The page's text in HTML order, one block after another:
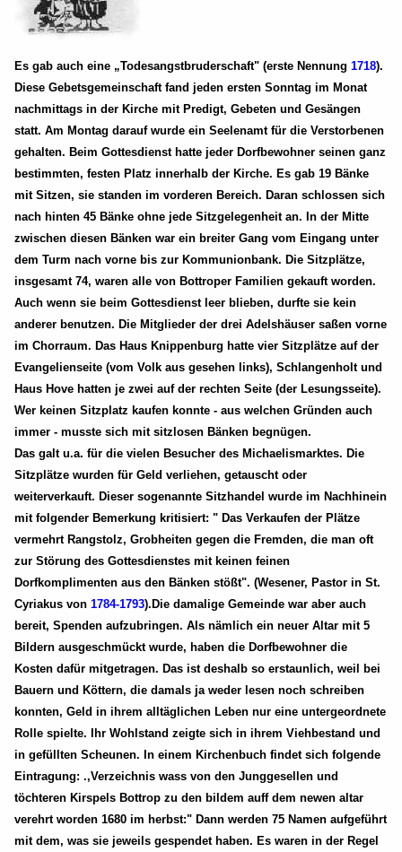
Es gab auch eine „Todesangstbruderschaft" (erste Nennung 1718).
Diese Gebetsgemeinschaft fand jeden ersten Sonntag im Monat
nachmittags in der Kirche mit Predigt, Gebeten und Gesängen
statt. Am Montag darauf wurde ein Seelenamt für die Verstorbenen
gehalten. Beim Gottesdienst hatte jeder Dorfbewohner seinen ganz
bestimmten, festen Platz innerhalb der Kirche. Es gab 19 Bänke
mit Sitzen, sie standen im vorderen Bereich. Daran schlossen sich
nach hinten 45 Bänke ohne jede Sitzgelegenheit an. In der Mitte
zwischen diesen Bänken war ein breiter Gang vom Eingang unter
dem Turm nach vorne bis zur Kommunionbank. Die Sitzplätze,
insgesamt 74, waren alle von Bottroper Familien gekauft worden.
Auch wenn sie beim Gottesdienst leer blieben, durfte sie kein
anderer benutzen. Die Mitglieder der drei Adelshäuser saßen vorne
im Chorraum. Das Haus Knippenburg hatte vier Sitzplätze auf der
Evangelienseite (vom Volk aus gesehen links), Schlangenholt und
Haus Hove hatten je zwei auf der rechten Seite (der Lesungsseite).
Wer keinen Sitzplatz kaufen konnte - aus welchen Gründen auch
immer - musste sich mit sitzlosen Bänken begnügen.
Das galt u.a. für die vielen Besucher des Michaelismarktes. Die
Sitzplätze wurden für Geld verliehen, getauscht oder
weiterverkauft. Dieser sogenannte Sitzhandel wurde im Nachhinein
mit folgender Bemerkung kritisiert: " Das Verkaufen der Plätze
vermehrt Rangstolz, Grobheiten gegen die Fremden, die man oft
zur Störung des Gottesdienstes mit keinen feinen
Dorfkomplimenten aus den Bänken stößt". (Wesener, Pastor in St.
Cyriakus von 1784-1793).Die damalige Gemeinde war aber auch
bereit, Spenden aufzubringen. Als nämlich ein neuer Altar mit 5
Bildern ausgeschmückt wurde, haben die Dorfbewohner die
Kosten dafür mitgetragen. Das ist deshalb so erstaunlich, weil bei
Bauern und Köttern, die damals ja weder lesen noch schreiben
konnten, Geld in ihrem alltäglichen Leben nur eine untergeordnete
Rolle spielte. Ihr Wohlstand zeigte sich in ihrem Viehbestand und
in gefüllten Scheunen. In einem Kirchenbuch findet sich folgende
Eintragung: .,Verzeichnis wass von den Junggesellen und
töchteren Kirspels Bottrop zu den bildem auff dem newen altar
verehrt worden 1680 im herbst:" Dann werden 75 Namen aufgeführt
mit dem, was sie jeweils gespendet haben. Es waren in der Regel